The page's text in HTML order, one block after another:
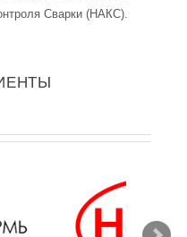
Сварки (НАКС).